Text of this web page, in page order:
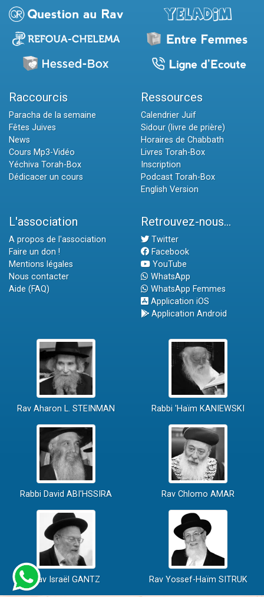
Raccourcis
Paracha de la semaine
Fêtes Juives
News
Cours Mp3-Vidéo
Yéchiva Torah-Box
Dédicacer un cours
Ressources
Calendrier Juif
Sidour (livre de prière)
Horaires de Chabbath
Livres Torah-Box
Inscription
Podcast Torah-Box
English Version
L'association
A propos de l'association
Faire un don !
Mentions légales
Nous contacter
Aide (FAQ)
Retrouvez-nous...
Twitter
Facebook
YouTube
WhatsApp
WhatsApp Femmes
Application iOS
Application Android
Rav Aharon L. STEINMAN Rabbi 'Haïm KANIEWSKI
Rabbi David ABI'HSSIRA Rav Chlomo AMAR
Rav Israël GANTZ Rav Yossef-Haïm SITRUK